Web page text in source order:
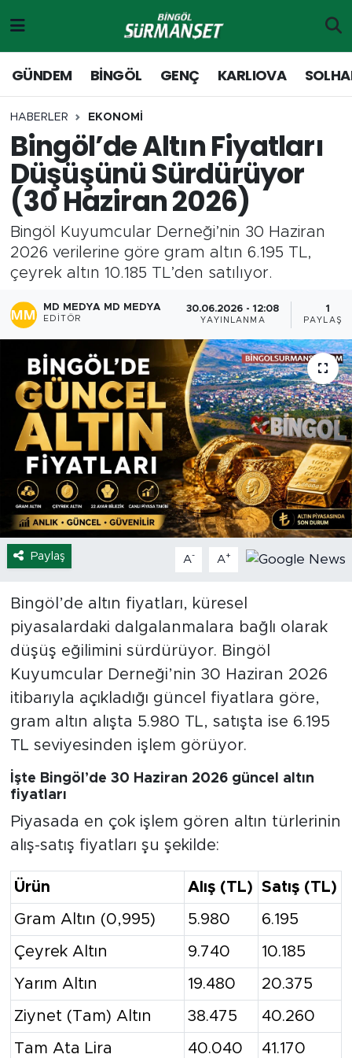
GÜNDEM BİNGÖL GENÇ KARLIOVA
HABERLER EKONOMİ
Bingöl’de Altın Fiyatları
Düşüşünü Sürdürüyor
(30 Haziran 2026)
Bingöl Kuyumcular Derneği’nin 30 Haziran
2026 verilerine göre gram altın 6.195 TL,
çeyrek altın 10.185 TL’den satılıyor.
MD MEDYA MD MEDYA
EDITÖR
30.06.2026 - 12:08
YAYINLANMA
1
PAYLAŞIM
Paylaş A- A+
Bingöl’de altın fiyatları, küresel
piyasalardaki dalgalanmalara bağlı olarak
düşüş eğilimini sürdürüyor. Bingöl
Kuyumcular Derneği’nin 30 Haziran 2026
itibarıyla açıkladığı güncel fiyatlara göre,
gram altın alışta 5.980 TL, satışta ise 6.195
TL seviyesinden işlem görüyor.
İşte Bingöl’de 30 Haziran 2026 güncel altın
fiyatları
Piyasada en çok işlem gören altın türlerinin
alış-satış fiyatları şu şekilde:
Ürün Alış (TL) Satış (TL)
Gram Altın (0,995) 5.980 6.195
Çeyrek Altın 9.740 10.185
Yarım Altın 19.480 20.375
Ziynet (Tam) Altın 38.475 40.260
Tam Ata Lira 40.040 41.170
Genç
Solhan
Karlıova
Yayladere-Yedisu
MD Prestij Dergisi
Siyaset
Spor
Yaşam
Sağlık
Eğitim
Ekonomi
Tavz Der
Bingöl Kaza Haberleri
Merkez Hava Durumu
Merkez Trafik Yoğunluk Haritası
Süper Lig Puan Durumu ve Fikstür
Son Dakika Haberleri
Haber Arşivi